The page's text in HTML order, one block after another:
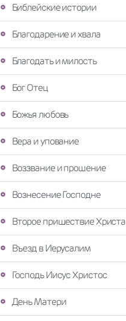
Библейские истории
Благодарение и хвала
Благодать и милость
Бог Отец
Божья любовь
Вера и упование
Воззвание и прошение
Вознесение Господне
Второе пришествие Христа
Въезд в Иерусалим
Господь Иисус Христос
День Матери